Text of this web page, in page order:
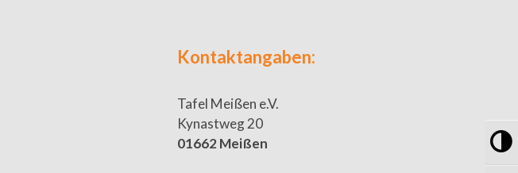
Kontaktangaben:
Tafel Meißen e.V.
Kynastweg 20
01662 Meißen